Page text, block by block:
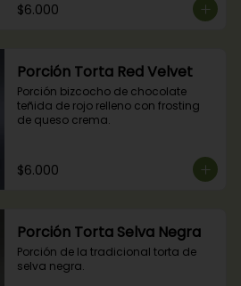
$6.000
Porción Torta Red Velvet
Porción bizcocho de chocolate
teñida de rojo relleno con frosting
de queso crema.
$6.000
Porción Torta Selva Negra
Porción de la tradicional torta de
selva negra.